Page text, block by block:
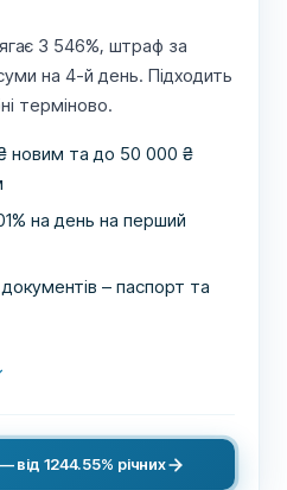
3 546%, штраф за
на 4-й день. Підходить
терміново.
новим та до 50 000 ₴
на день на перший
– паспорт та
від 1244.55% річних